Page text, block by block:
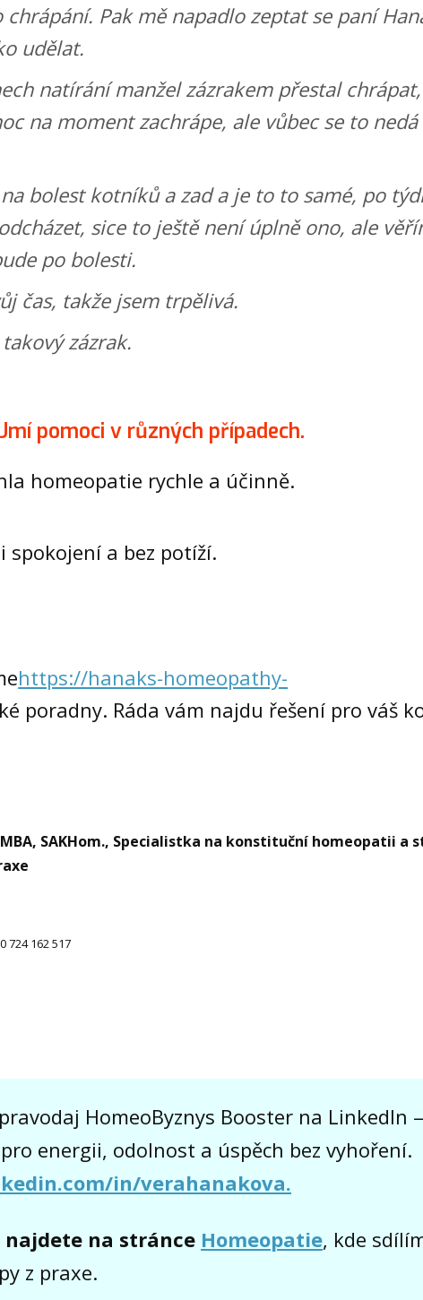
Pak mě napadlo zeptat se paní
udělat.
natírání manžel zázrakem přestal
na moment zachrápe, ale vůbec se to
bolest kotníků a zad a je to to samé, po
sice to ještě není úplně ono, ale
po bolesti.
čas, takže jsem trpělivá.
zázrak.
pomoci v různých případech.
homeopatie rychle a účinně.
spokojení a bez potíží.
https://hanaks-homeopathy-
poradny. Ráda vám najdu řešení pro váš
SAKHom., Specialistka na konstituční homeopatii a
724 162 517
HomeoByznys Booster na LinkedIn
energii, odolnost a úspěch bez vyhoření.
in/verahanakova.
najdete na stránce Homeopatie, kde
z praxe.